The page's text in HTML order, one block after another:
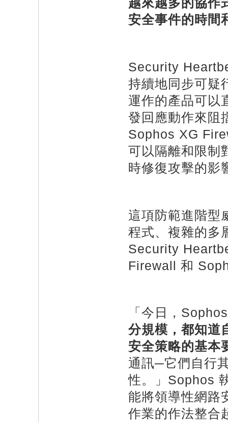
安全事件的時間
Security
持續地同步可疑
運作的產品可以
發回應動作來阻
Sophos XG
可以隔離和限制
時修復攻擊的影
這項防範進階型
程式、複雜的多
Security
Firewall 和
「今日，
分規模，都知道
安全策略的基本
通訊─它們自行
性。」Sophos
能將領導性網路
作業的作法整合